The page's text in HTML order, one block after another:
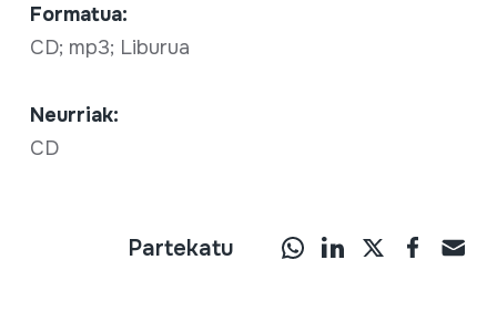
Formatua:
CD; mp3; Liburua
Neurriak:
CD
Partekatu